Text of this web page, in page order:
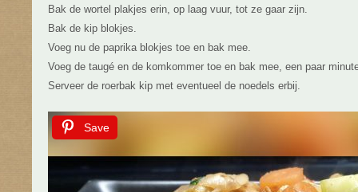
Bak de wortel plakjes erin, op laag vuur, tot ze gaar zijn.
Bak de kip blokjes.
Voeg nu de paprika blokjes toe en bak mee.
Voeg de taugé en de komkommer toe en bak mee, een paar
Serveer de roerbak kip met eventueel de noedels erbij.
Save